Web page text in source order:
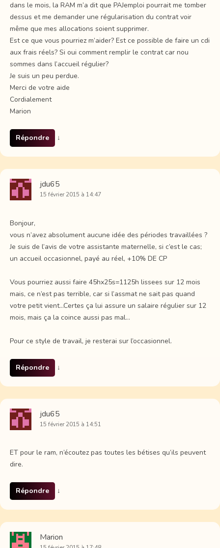
dans le mois, la RAM m’a dit que PAJemploi pourrait me tomber
dessus et me demander une régularisation du contrat voir
même que mes allocations soient supprimer.
Est ce que vous pourriez m’aider? Est ce possible de faire un cdi
aux frais réels? Si oui comment remplir le contrat car nou
sommes dans l’accueil régulier?
Je suis un peu perdue.
Merci de votre aide
Cordialement
Marion
Répondre ↓
jdu65
15 février 2015 à 14:47
Bonjour,
vous n’avez absolument aucune idée des périodes travaillées ?
Je suis de l’avis de votre assistante maternelle, si c’est le cas;
un accueil occasionnel, payé au réel, +10% DE CP
Vous pourriez aussi faire 45hx25s=1125h lissees sur 12 mois
mais, ce n’est pas terrible, car si l’assmat ne sait pas quand
votre petit vient…Certes ça lui assure un salaire régulier sur 12
mois, mais ça la coince aussi pas mal…
Pour ce style de travail, je resterai sur l’occasionnel.
Répondre ↓
jdu65
15 février 2015 à 14:51
ET pour le ram, n’écoutez pas toutes les bétises qu’ils peuvent
dire.
Répondre ↓
Marion